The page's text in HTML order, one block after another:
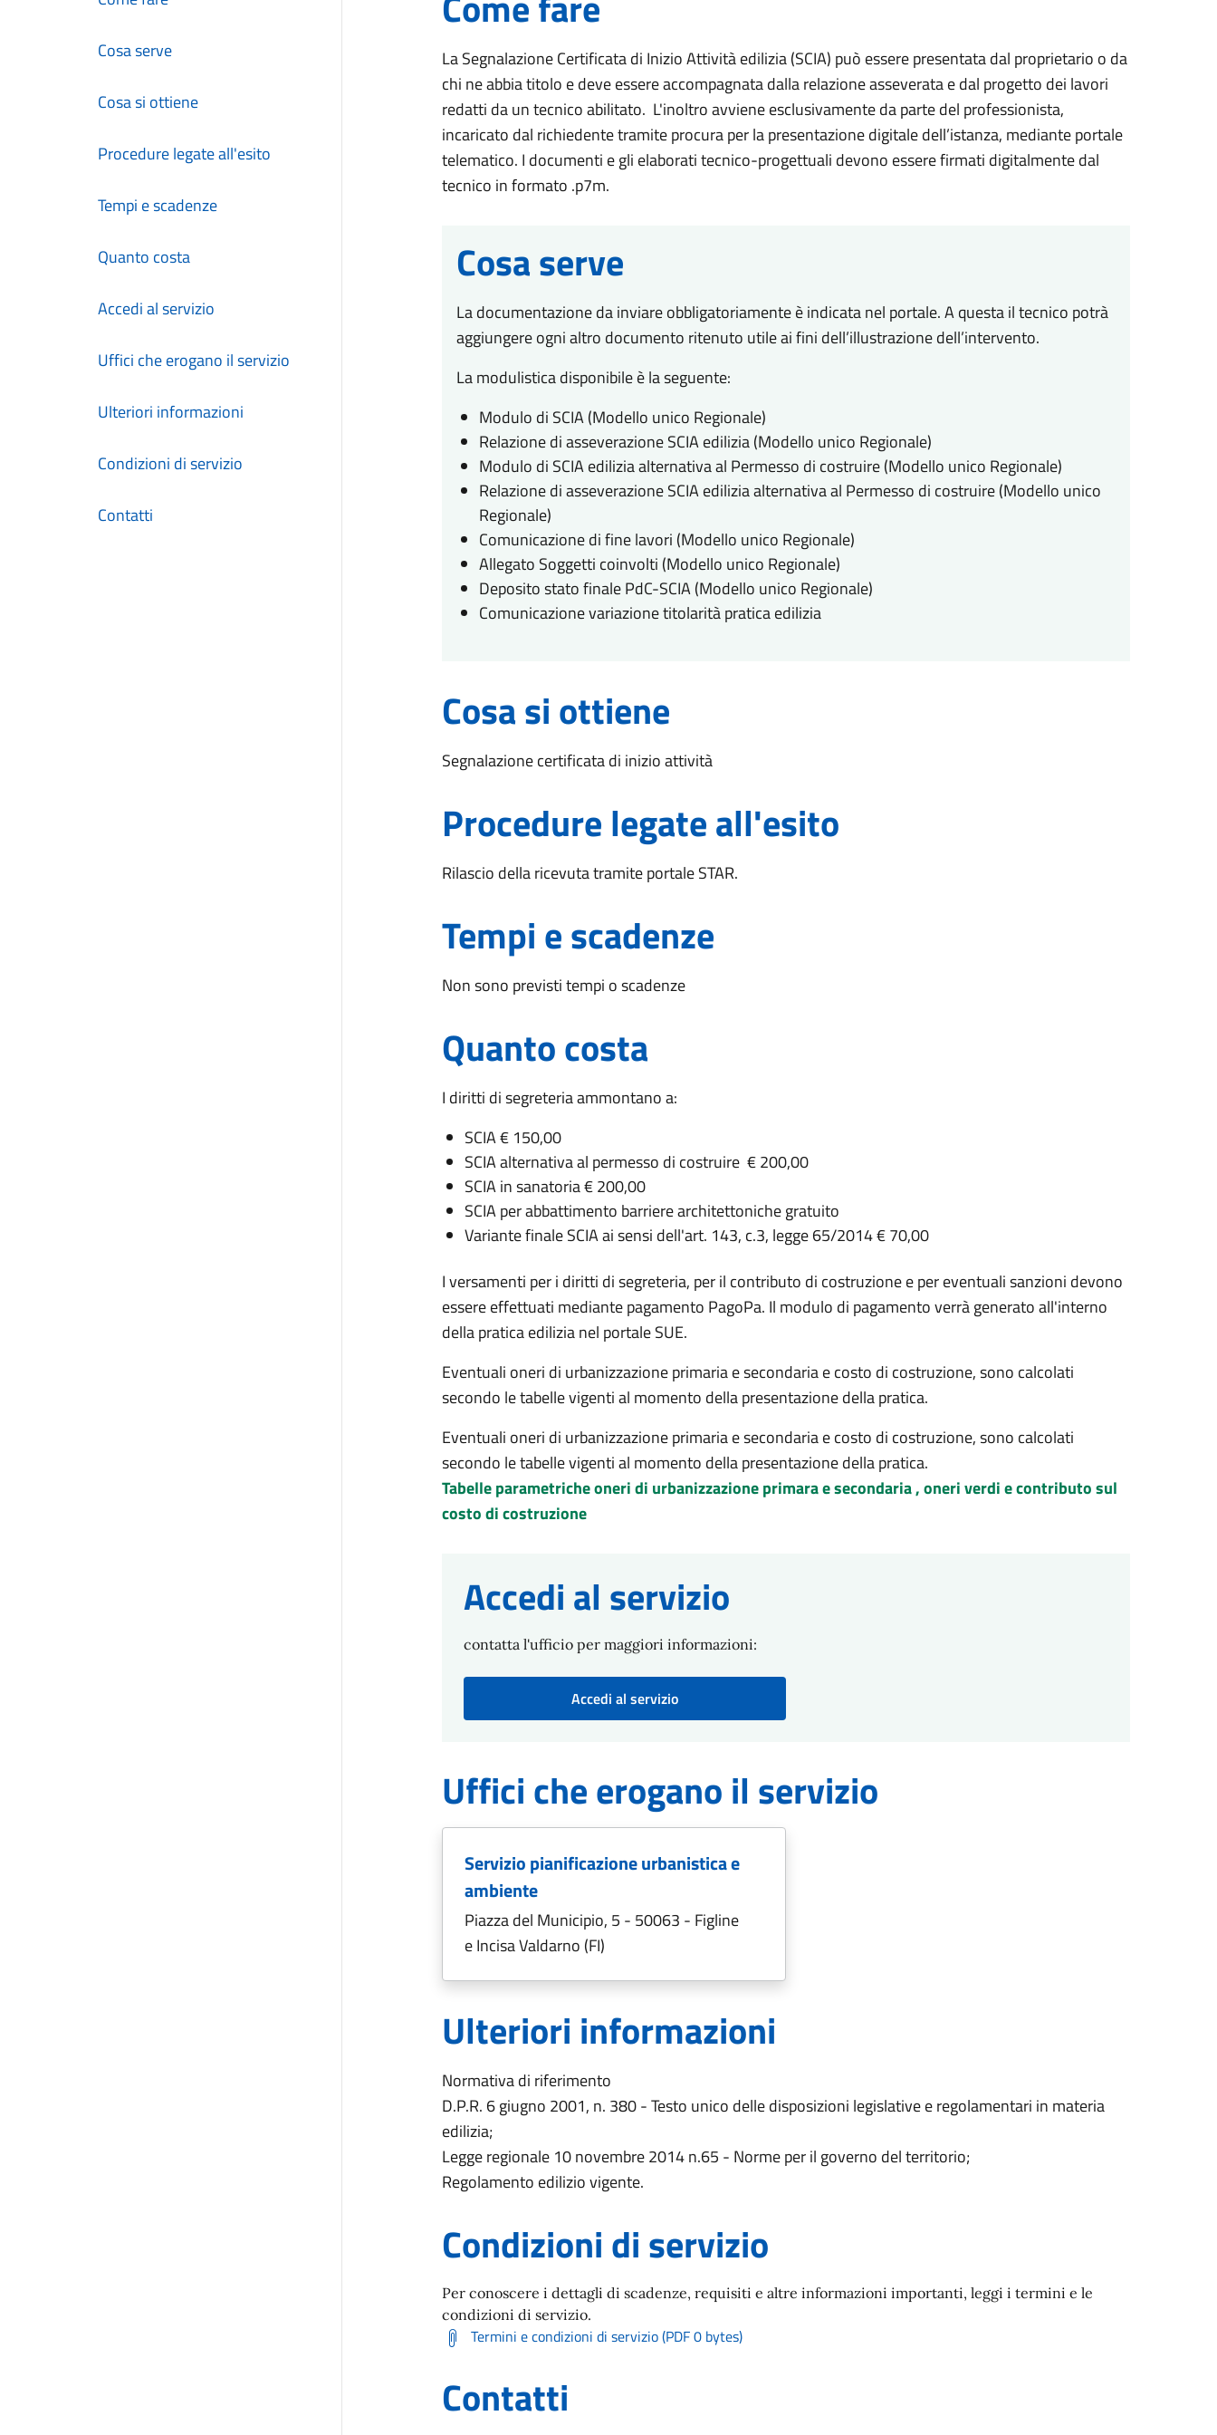
Cosa serve
Cosa si ottiene
Procedure legate all'esito
Tempi e scadenze
Quanto costa
Accedi al servizio
Uffici che erogano il servizio
Ulteriori informazioni
Condizioni di servizio
Contatti
La Segnalazione Certificata di Inizio Attività edilizia (SCIA) può essere presentata dal proprietario o da
chi ne abbia titolo e deve essere accompagnata dalla relazione asseverata e dal progetto dei lavori
redatti da un tecnico abilitato. L'inoltro avviene esclusivamente da parte del professionista,
incaricato dal richiedente tramite procura per la presentazione digitale dell’istanza, mediante portale
telematico. I documenti e gli elaborati tecnico-progettuali devono essere firmati digitalmente dal
tecnico in formato .p7m.
Cosa serve
La documentazione da inviare obbligatoriamente è indicata nel portale. A questa il tecnico potrà
aggiungere ogni altro documento ritenuto utile ai fini dell’illustrazione dell’intervento.
La modulistica disponibile è la seguente:
Modulo di SCIA (Modello unico Regionale)
Relazione di asseverazione SCIA edilizia (Modello unico Regionale)
Modulo di SCIA edilizia alternativa al Permesso di costruire (Modello unico Regionale)
Relazione di asseverazione SCIA edilizia alternativa al Permesso di costruire (Modello unico
Regionale)
Comunicazione di fine lavori (Modello unico Regionale)
Allegato Soggetti coinvolti (Modello unico Regionale)
Deposito stato finale PdC-SCIA (Modello unico Regionale)
Comunicazione variazione titolarità pratica edilizia
Cosa si ottiene
Segnalazione certificata di inizio attività
Procedure legate all'esito
Rilascio della ricevuta tramite portale STAR.
Tempi e scadenze
Non sono previsti tempi o scadenze
Quanto costa
I diritti di segreteria ammontano a:
SCIA € 150,00
SCIA alternativa al permesso di costruire € 200,00
SCIA in sanatoria € 200,00
SCIA per abbattimento barriere architettoniche gratuito
Variante finale SCIA ai sensi dell'art. 143, c.3, legge 65/2014 € 70,00
I versamenti per i diritti di segreteria, per il contributo di costruzione e per eventuali sanzioni devono
essere effettuati mediante pagamento PagoPa. Il modulo di pagamento verrà generato all'interno
della pratica edilizia nel portale SUE.
Eventuali oneri di urbanizzazione primaria e secondaria e costo di costruzione, sono calcolati
secondo le tabelle vigenti al momento della presentazione della pratica.
Eventuali oneri di urbanizzazione primaria e secondaria e costo di costruzione, sono calcolati
secondo le tabelle vigenti al momento della presentazione della pratica.
Tabelle parametriche oneri di urbanizzazione primara e secondaria , oneri verdi e contributo sul
costo di costruzione
Accedi al servizio
contatta l'ufficio per maggiori informazioni:
Accedi al servizio
Uffici che erogano il servizio
Servizio pianificazione urbanistica e
ambiente
Piazza del Municipio, 5 - 50063 - Figline
e Incisa Valdarno (FI)
Ulteriori informazioni
Normativa di riferimento
D.P.R. 6 giugno 2001, n. 380 - Testo unico delle disposizioni legislative e regolamentari in materia
edilizia;
Legge regionale 10 novembre 2014 n.65 - Norme per il governo del territorio;
Regolamento edilizio vigente.
Condizioni di servizio
Per conoscere i dettagli di scadenze, requisiti e altre informazioni importanti, leggi i termini e le
condizioni di servizio.
Termini e condizioni di servizio (PDF 0 bytes)
Contatti